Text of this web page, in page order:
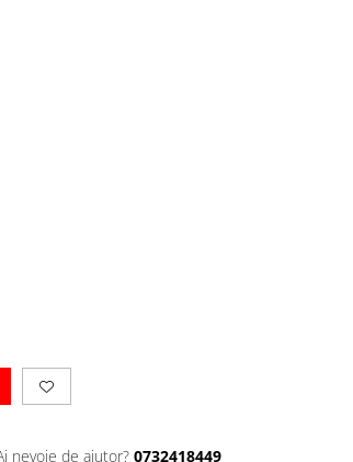
nevoie de ajutor? 0732418449